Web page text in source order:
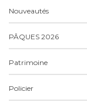
Nouveautés
PÂQUES 2026
Patrimoine
Policier